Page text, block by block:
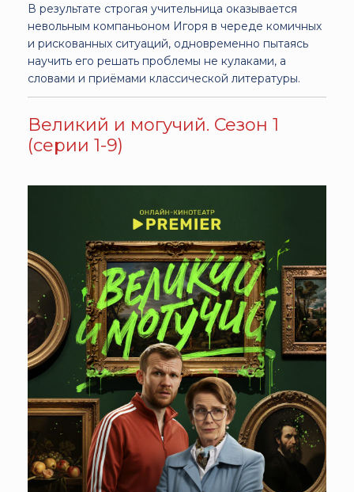
В результате строгая учительница оказывается
невольным компаньоном Игоря в череде комичных
и рискованных ситуаций, одновременно пытаясь
научить его решать проблемы не кулаками, а
словами и приёмами классической литературы.
Великий и могучий. Сезон 1
(серии 1-9)